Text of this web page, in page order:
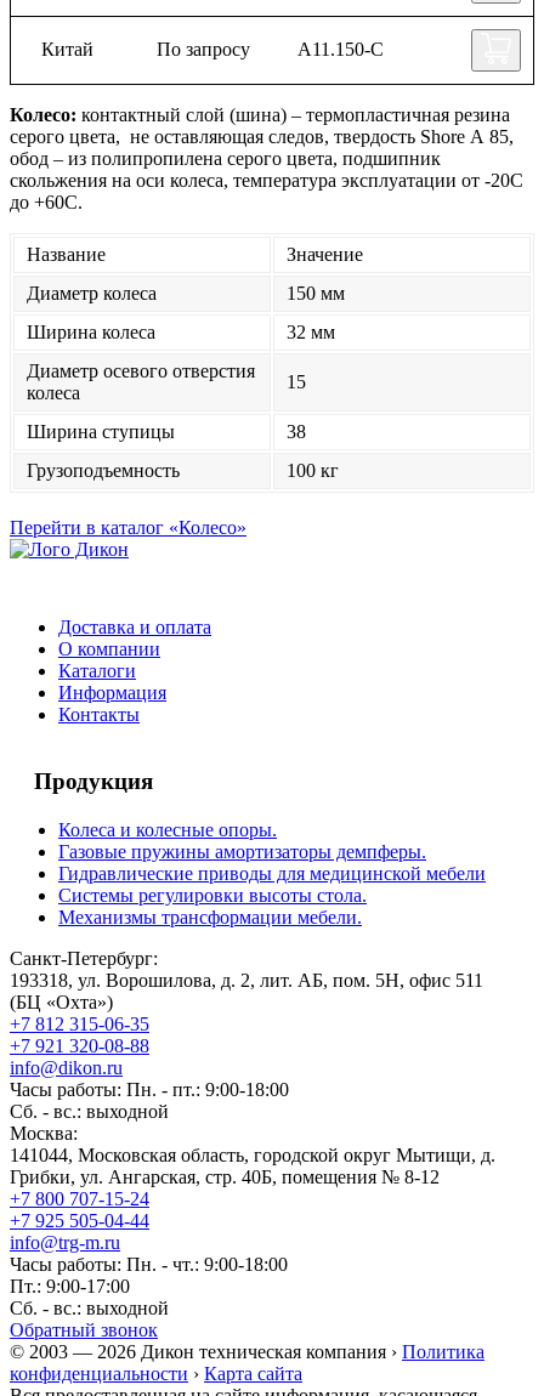
Колесо: контактный слой (шина) – термопластичная резина
серого цвета, не оставляющая следов, твердость Shore А 85,
обод – из полипропилена серого цвета, подшипник
скольжения на оси колеса, температура эксплуатации от -20С
до +60С.
Название
Значение
Диаметр колеса
150 мм
Ширина колеса
32 мм
Диаметр осевого отверстия
колеса
15
Ширина ступицы
38
Грузоподъемность
100 кг
Китай По запросу А11.150-C
Перейти в каталог «Колесо»
Доставка и оплата
О компании
Каталоги
Информация
Контакты
Продукция
Колеса и колесные опоры.
Газовые пружины амортизаторы демпферы.
Гидравлические приводы для медицинской мебели
Системы регулировки высоты стола.
Механизмы трансформации мебели.
Санкт-Петербург:
193318, ул. Ворошилова, д. 2, лит. АБ, пом. 5Н, офис 511
(БЦ «Охта»)
+7 812 315-06-35
+7 921 320-08-88
info@dikon.ru
Часы работы: Пн. - пт.: 9:00-18:00
Сб. - вс.: выходной
Москва:
141044, Московская область, городской округ Мытищи, д.
Грибки, ул. Ангарская, стр. 40Б, помещения № 8-12
+7 800 707-15-24
+7 925 505-04-44
info@trg-m.ru
Часы работы: Пн. - чт.: 9:00-18:00
Пт.: 9:00-17:00
Сб. - вс.: выходной
Обратный звонок
© 2003 — 2026 Дикон техническая компания › Политика
конфиденциальности › Карта сайта